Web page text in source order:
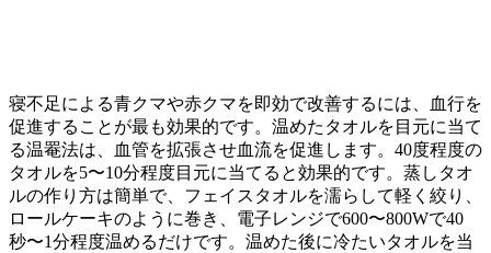
寝不足による青クマや赤クマを即効で改善するには、血行を
促進することが最も効果的です。温めたタオルを目元に当て
る温罨法は、血管を拡張させ血流を促進します。40度程度の
タオルを5〜10分程度目元に当てると効果的です。蒸しタオ
ルの作り方は簡単で、フェイスタオルを濡らして軽く絞り、
ロールケーキのように巻き、電子レンジで600〜800Wで40
秒〜1分程度温めるだけです。温めた後に冷たいタオルを当